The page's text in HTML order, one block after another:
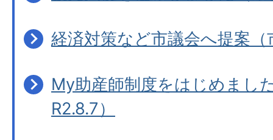
経済対策など市議会へ提案（
My助産師制度をはじめまし
R2.8.7）